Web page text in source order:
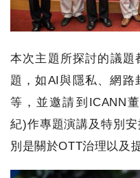
本次主題所探討的議題
題，如AI與隱私、網路
等，並邀請到ICANN
紀)作專題演講及特別
別是關於OTT治理以及